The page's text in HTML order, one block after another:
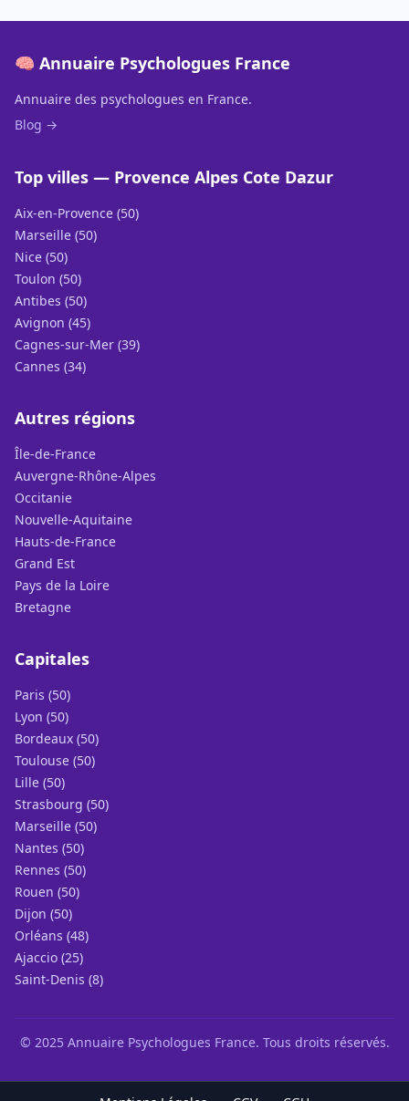
🧠 Annuaire Psychologues France
Annuaire des psychologues en France.
Blog →
Top villes — Provence Alpes Cote Dazur
Aix-en-Provence (50)
Marseille (50)
Nice (50)
Toulon (50)
Antibes (50)
Avignon (45)
Cagnes-sur-Mer (39)
Cannes (34)
Autres régions
Île-de-France
Auvergne-Rhône-Alpes
Occitanie
Nouvelle-Aquitaine
Hauts-de-France
Grand Est
Pays de la Loire
Bretagne
Capitales
Paris (50)
Lyon (50)
Bordeaux (50)
Toulouse (50)
Lille (50)
Strasbourg (50)
Marseille (50)
Nantes (50)
Rennes (50)
Rouen (50)
Dijon (50)
Orléans (48)
Ajaccio (25)
Saint-Denis (8)
© 2025 Annuaire Psychologues France. Tous droits réservés.